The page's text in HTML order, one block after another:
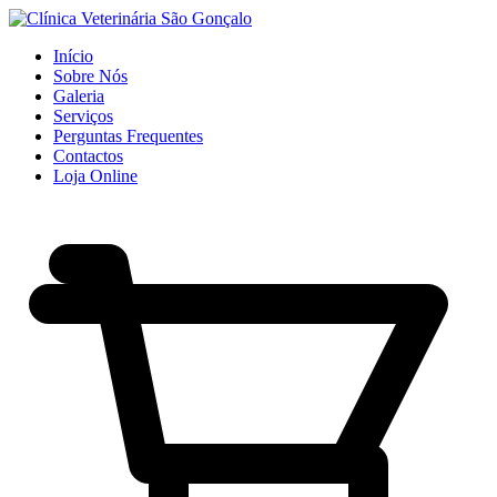
Início
Sobre Nós
Galeria
Serviços
Perguntas Frequentes
Contactos
Loja Online